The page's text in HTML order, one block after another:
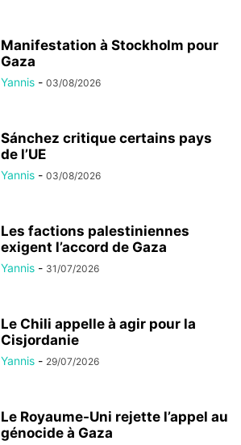
Manifestation à Stockholm pour
Gaza
Yannis - 03/08/2026
Sánchez critique certains pays
de l’UE
Yannis - 03/08/2026
Les factions palestiniennes
exigent l’accord de Gaza
Yannis - 31/07/2026
Le Chili appelle à agir pour la
Cisjordanie
Yannis - 29/07/2026
Le Royaume-Uni rejette l’appel au
génocide à Gaza